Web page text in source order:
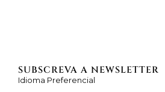
SUBSCREVA A NEWSLETTER
Idioma Preferencial